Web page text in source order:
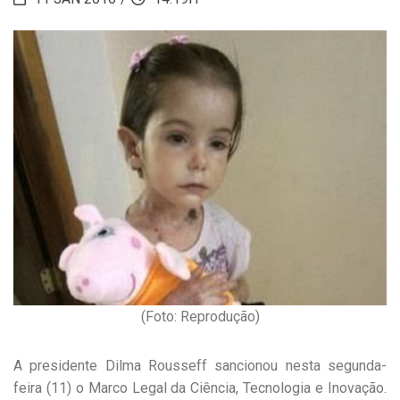
(Foto: Reprodução)
A presidente Dilma Rousseff sancionou nesta segunda-
feira (11) o Marco Legal da Ciência, Tecnologia e Inovação.